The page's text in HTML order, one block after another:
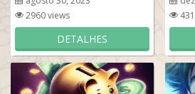
2960 views
DETALHES